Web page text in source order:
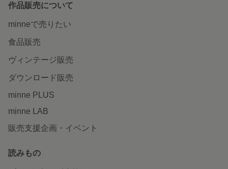
作品販売について
minneで売りたい
食品販売
ヴィンテージ販売
ダウンロード販売
minne PLUS
minne LAB
販売支援企画・イベント
読みもの